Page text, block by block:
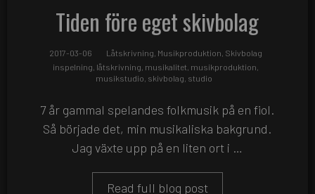
Tiden före eget skivbolag
2017-03-06 Låtskrivning, Musikproduktion, Skivbolag
inspelning, låtskrivning, musikalitet, musikproduktion,
musikstudio, skivbolag, studio
7 år gammal spelandes folkmusik på en fiol.
Så började det, min musikaliska bakgrund.
Jag växte upp på en liten ort i …
Read full blog post